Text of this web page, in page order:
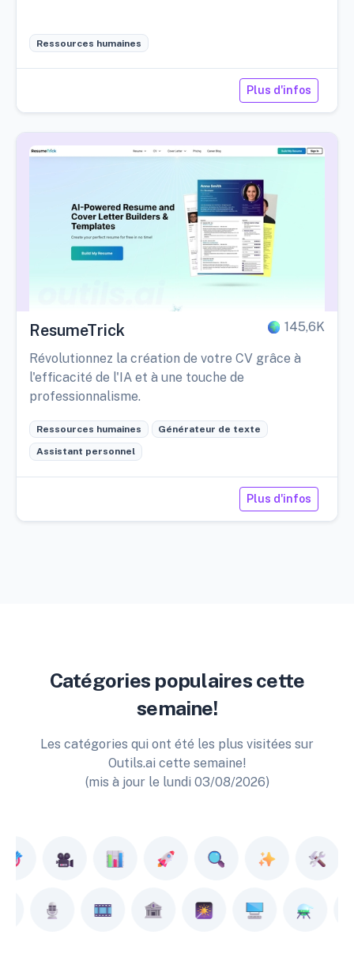
Ressources humaines
Plus d'infos
ResumeTrick 145,6K
Révolutionnez la création de votre CV grâce à
l'efficacité de l'IA et à une touche de
professionnalisme.
Ressources humaines Générateur de texte
Assistant personnel
Plus d'infos
Catégories populaires cette
semaine!
Les catégories qui ont été les plus visitées sur
Outils.ai cette semaine!
(mis à jour le lundi 03/08/2026)